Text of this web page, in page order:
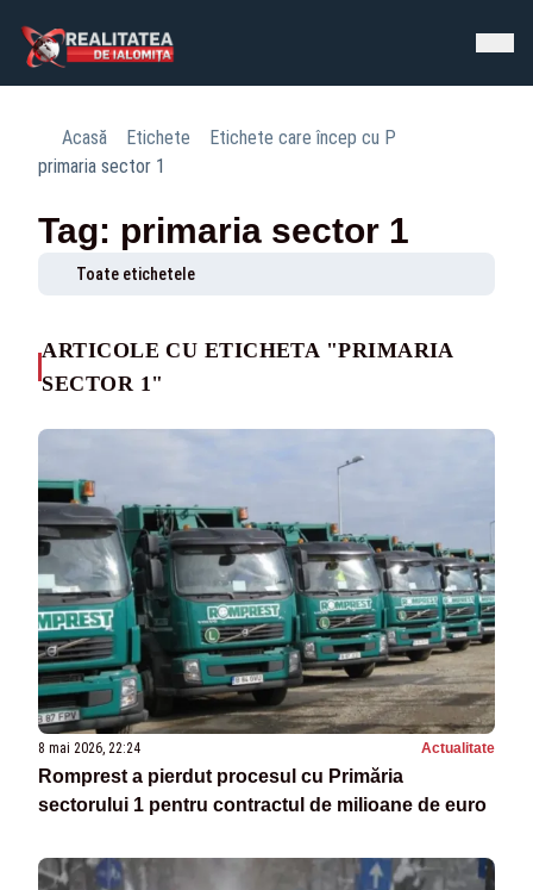
Acasă Etichete
Etichete care încep cu P
primaria sector 1
Tag: primaria sector 1
Toate etichetele
ARTICOLE CU ETICHETA "PRIMARIA
SECTOR 1"
8 mai 2026, 22:24 Actualitate
Romprest a pierdut procesul cu Primăria
sectorului 1 pentru contractul de milioane de euro